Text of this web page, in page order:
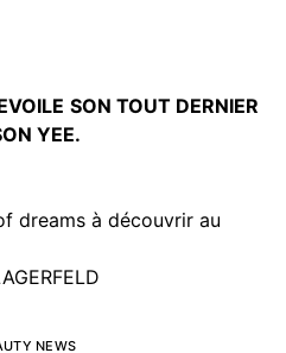
SON TOUT DERNIER
YEE.
dreams à découvrir au
NEWS